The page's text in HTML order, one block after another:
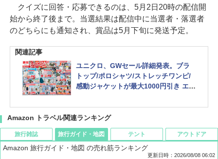
クイズに回答・応募できるのは、5月2日20時の配信開
始から終了後まで。当選結果は配信中に当選者・落選者
のどちらにも通知され、賞品は5月下旬に発送予定。
関連記事
ユニクロ、GWセール詳細発表。ブラ
トップ/ポロシャツ/ストレッチワンピ/
感動ジャケットが最大1000円引き エア
Amazon トラベル関連ランキング
旅行雑誌 旅行ガイド・地図
Amazon 旅行ガイド・地図 の売れ筋ランキング
更新日時：2026/08/08 06:02
テント アウトドア